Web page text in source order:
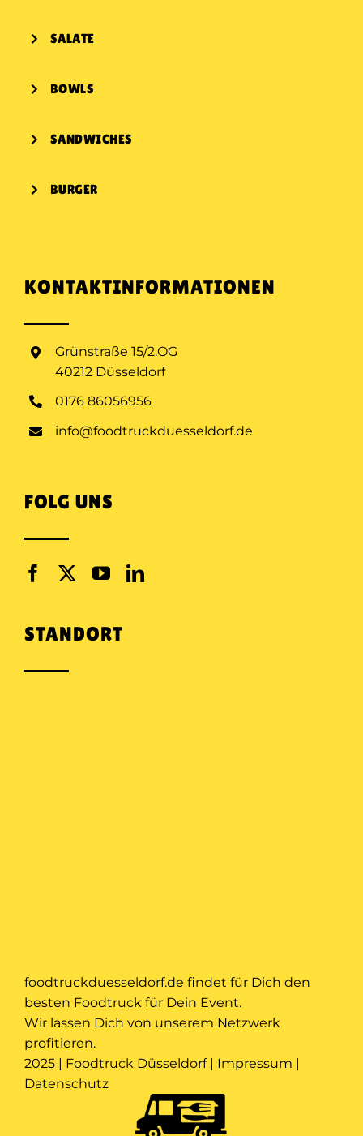
SALATE
BOWLS
SANDWICHES
BURGER
KONTAKTINFORMATIONEN
Grünstraße 15/2.OG
40212 Düsseldorf
0176 86056956
info@foodtruckduesseldorf.de
FOLG UNS
STANDORT
foodtruckduesseldorf.de findet für Dich den
besten Foodtruck für Dein Event.
Wir lassen Dich von unserem Netzwerk
profitieren.
2025 | Foodtruck Düsseldorf | Impressum |
Datenschutz